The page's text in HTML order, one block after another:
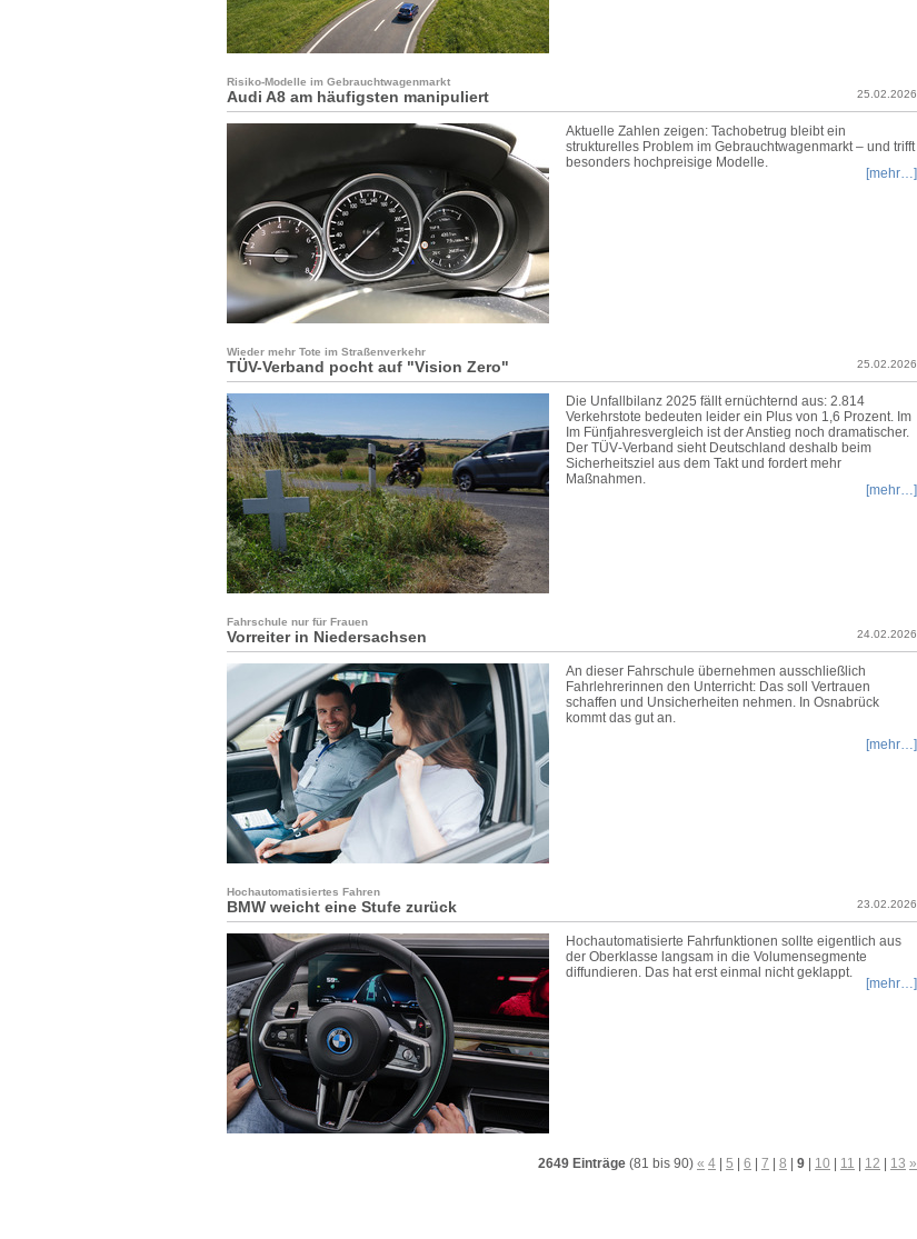
Risiko-Modelle im Gebrauchtwagenmarkt
25.02.2026
Audi A8 am häufigsten manipuliert
Aktuelle Zahlen zeigen: Tachobetrug bleibt ein
strukturelles Problem im Gebrauchtwagenmarkt – und trifft
besonders hochpreisige Modelle.
[mehr…]
Wieder mehr Tote im Straßenverkehr
25.02.2026
TÜV-Verband pocht auf "Vision Zero"
Die Unfallbilanz 2025 fällt ernüchternd aus: 2.814
Verkehrstote bedeuten leider ein Plus von 1,6 Prozent. Im
Im Fünfjahresvergleich ist der Anstieg noch dramatischer.
Der TÜV‑Verband sieht Deutschland deshalb beim
Sicherheitsziel aus dem Takt und fordert mehr
Maßnahmen.
[mehr…]
Fahrschule nur für Frauen
24.02.2026
Vorreiter in Niedersachsen
An dieser Fahrschule übernehmen ausschließlich
Fahrlehrerinnen den Unterricht: Das soll Vertrauen
schaffen und Unsicherheiten nehmen. In Osnabrück
kommt das gut an.
[mehr…]
Hochautomatisiertes Fahren
23.02.2026
BMW weicht eine Stufe zurück
Hochautomatisierte Fahrfunktionen sollte eigentlich aus
der Oberklasse langsam in die Volumensegmente
diffundieren. Das hat erst einmal nicht geklappt.
[mehr…]
2649 Einträge (81 bis 90) « 4 5 6 7 8 9 10 11 12 13 »